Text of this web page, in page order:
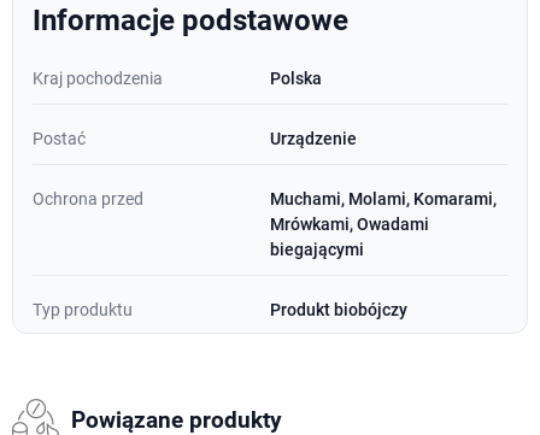
Informacje podstawowe
Kraj pochodzenia Polska
Postać Urządzenie
Ochrona przed
Muchami, Molami, Komarami,
Mrówkami, Owadami
biegającymi
Typ produktu Produkt biobójczy
Powiązane produkty